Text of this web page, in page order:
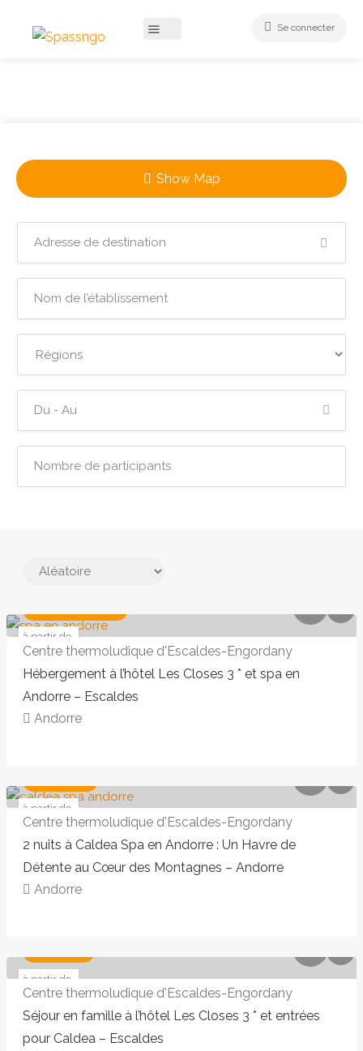
Se connecter
Show Map
à partir de
168 €
Centre thermoludique d'Escaldes-Engordany
Hébergement à l’hôtel Les Closes 3 * et spa en
Andorre – Escaldes
Andorre
à partir de
258 €
Centre thermoludique d'Escaldes-Engordany
2 nuits à Caldea Spa en Andorre : Un Havre de
Détente au Cœur des Montagnes – Andorre
Andorre
à partir de
153 €
Centre thermoludique d'Escaldes-Engordany
Séjour en famille à l’hôtel Les Closes 3 * et entrées
pour Caldea – Escaldes